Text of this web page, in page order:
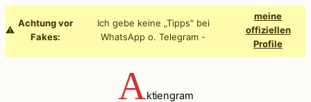
Inhalt
⚠️
Achtung vor
Fakes:
Ich gebe keine „Tipps" bei
WhatsApp o. Telegram -
meine
offiziellen
Profile
Aktiengram